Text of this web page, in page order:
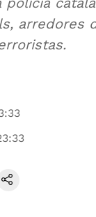
arredores